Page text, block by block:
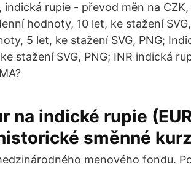
indická rupie - převod měn na
hodnoty, 10 let, ke stažení
5 let, ke stažení SVG, PNG;
stažení SVG, PNG; INR indická
na indické rupie
směnné
menového fondu.